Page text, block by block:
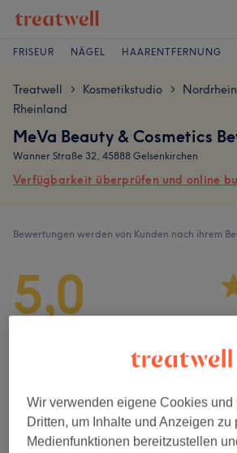
FRISEUR NÄGEL HAARENTFERNUNG
Treatwell > Kosmetikstudio >
Rheinland
MeVa Beauty & Cosmetics
Wanner Straße 32, 45888 Gelsenkirchen
Verfügbarkeit überprüfen und online
Bewertungen werden von Kunden nach ihrem
5,0
Service
Wir verwenden eigene Cookies und
Dritten, um Inhalte und Anzeigen zu
Medienfunktionen bereitzustellen